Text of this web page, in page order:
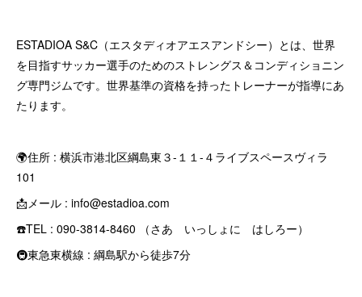
ESTADIOA S&C（エスタディオアエスアンドシー）とは、世界
を目指すサッカー選手のためのストレングス＆コンディショニン
グ専門ジムです。世界基準の資格を持ったトレーナーが指導にあ
たります。
🌍住所 : 横浜市港北区綱島東３-１１-４ライブスペースヴィラ
101
📩メール : info@estadioa.com
☎️TEL : 090-3814-8460 （さあ いっしょに はしろー）
🚇東急東横線 : 綱島駅から徒歩7分